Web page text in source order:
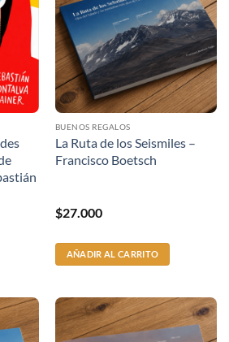
BUENOS REGALOS
La Ruta de los Seismiles –
Francisco Boetsch
$27.000
AÑADIR AL CARRITO